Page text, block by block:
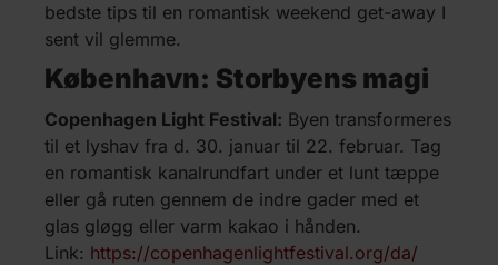
bedste tips til en romantisk weekend get-away I
sent vil glemme.
København: Storbyens magi
Copenhagen Light Festival: Byen transformeres
til et lyshav fra d. 30. januar til 22. februar. Tag
en romantisk kanalrundfart under et lunt tæppe
eller gå ruten gennem de indre gader med et
glas gløgg eller varm kakao i hånden.
Link: https://copenhagenlightfestival.org/da/